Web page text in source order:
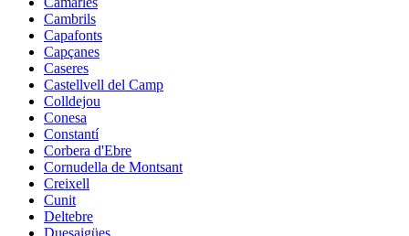
Cambrils
Capafonts
Capçanes
Caseres
Castellvell del Camp
Colldejou
Conesa
Constantí
Corbera d'Ebre
Cornudella de Montsant
Creixell
Cunit
Deltebre
Duesaigües